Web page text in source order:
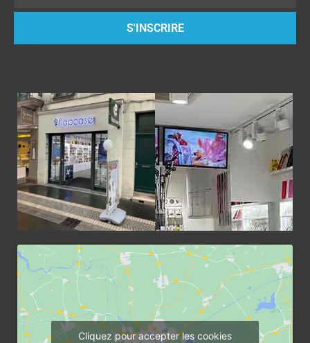
S'INSCRIRE
Cliquez pour accepter les cookies